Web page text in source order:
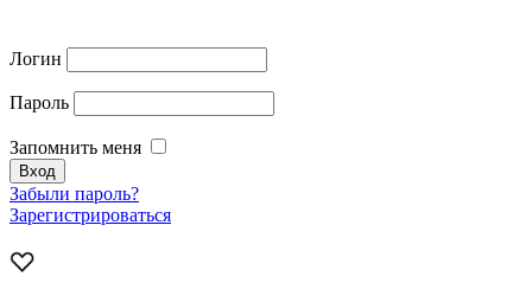
Логин
Пароль
Запомнить меня
Забыли пароль?
Зарегистрироваться